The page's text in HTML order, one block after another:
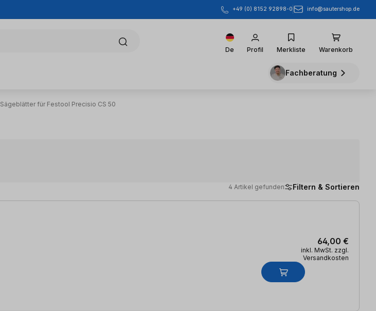
+49 (0) 8152 92898-0 info@sautershop.de
De Profil Merkliste Warenkorb
Fachberatung
Sägeblätter für Festool Precisio CS 50
4 Artikel gefunden Filtern & Sortieren
64,00 €
inkl. MwSt. zzgl.
Versandkosten